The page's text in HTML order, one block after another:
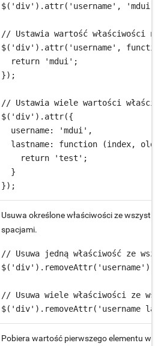
$('div').attr('username',
// Ustawia wartość właściwości
$('div').attr('username',
  return 'mdui';
});
// Ustawia wiele wartości
$('div').attr({
  username: 'mdui',
lastname: function (index,
    return 'test';
  }
});
Usuwa określone właściwości ze
spacjami.
// Usuwa jedną właściwość ze
$('div').removeAttr('username');
// Usuwa wiele właściwości ze
Pobiera wartość pierwszego elementu w